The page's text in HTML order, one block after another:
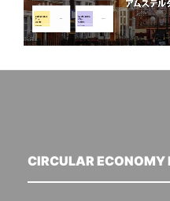
CIRCULAR ECONOMY